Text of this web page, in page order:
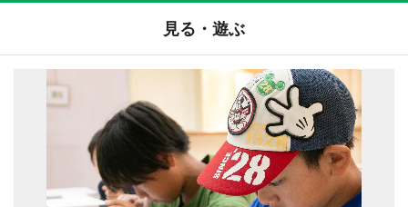
見る・遊ぶ